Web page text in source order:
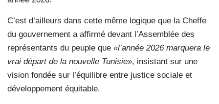
C’est d’ailleurs dans cette même logique que la Cheffe
du gouvernement a affirmé devant l’Assemblée des
représentants du peuple que «l’année 2026 marquera le
vrai départ de la nouvelle Tunisie», insistant sur une
vision fondée sur l’équilibre entre justice sociale et
développement équitable.